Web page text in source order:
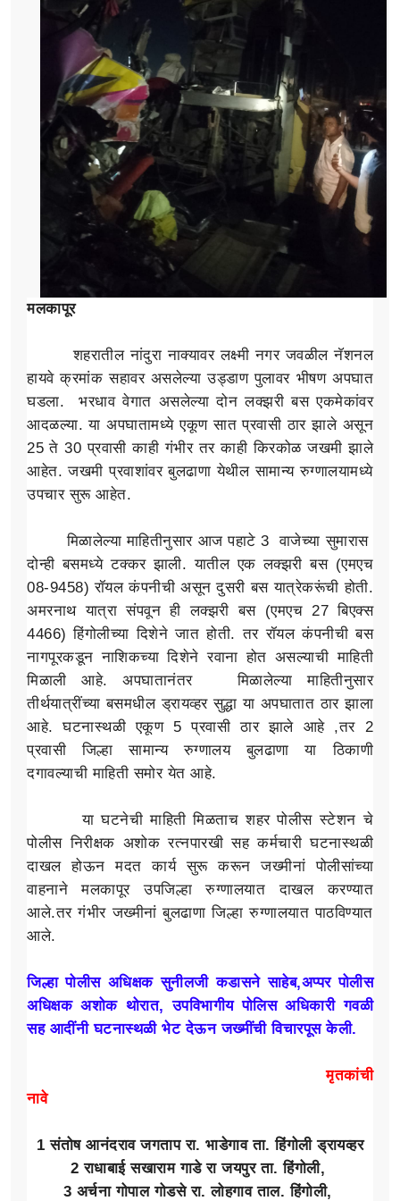
मलकापूर
शहरातील नांदुरा नाक्यावर लक्ष्मी नगर जवळील नॅशनल
हायवे क्रमांक सहावर असलेल्या उड्डाण पुलावर भीषण अपघात
घडला. भरधाव वेगात असलेल्या दोन लक्झरी बस एकमेकांवर
आदळल्या. या अपघातामध्ये एकूण सात प्रवासी ठार झाले असून
25 ते 30 प्रवासी काही गंभीर तर काही किरकोळ जखमी झाले
आहेत. जखमी प्रवाशांवर बुलढाणा येथील सामान्य रुग्णालयामध्ये
उपचार सुरू आहेत.
मिळालेल्या माहितीनुसार आज पहाटे 3 वाजेच्या सुमारास
दोन्ही बसमध्ये टक्कर झाली. यातील एक लक्झरी बस (एमएच
08-9458) रॉयल कंपनीची असून दुसरी बस यात्रेकरूंची होती.
अमरनाथ यात्रा संपवून ही लक्झरी बस (एमएच 27 बिएक्स
4466) हिंगोलीच्या दिशेने जात होती. तर रॉयल कंपनीची बस
नागपूरकडून नाशिकच्या दिशेने रवाना होत असल्याची माहिती
मिळाली आहे. अपघातानंतर मिळालेल्या माहितीनुसार
तीर्थयात्रींच्या बसमधील ड्रायव्हर सुद्धा या अपघातात ठार झाला
आहे. घटनास्थळी एकूण 5 प्रवासी ठार झाले आहे ,तर 2
प्रवासी जिल्हा सामान्य रुग्णालय बुलढाणा या ठिकाणी
दगावल्याची माहिती समोर येत आहे.
या घटनेची माहिती मिळताच शहर पोलीस स्टेशन चे
पोलीस निरीक्षक अशोक रत्नपारखी सह कर्मचारी घटनास्थळी
दाखल होऊन मदत कार्य सुरू करून जख्मीनां पोलीसांच्या
वाहनाने मलकापूर उपजिल्हा रुग्णालयात दाखल करण्यात
आले.तर गंभीर जख्मीनां बुलढाणा जिल्हा रुग्णालयात पाठविण्यात
आले.
जिल्हा पोलीस अधिक्षक सुनीलजी कडासने साहेब,अप्पर पोलीस
अधिक्षक अशोक थोरात,उपविभागीय पोलिस अधिकारी गवळी
सह आदींनी घटनास्थळी भेट देऊन जख्मींची विचारपूस केली.
मृतकांची
नावे
1 संतोष आनंदराव जगताप रा. भाडेगाव ता. हिंगोली ड्रायव्हर
2 राधाबाई सखाराम गाडे रा जयपुर ता. हिंगोली,
3 अर्चना गोपाल गोडसे रा. लोहगाव ताल. हिंगोली,